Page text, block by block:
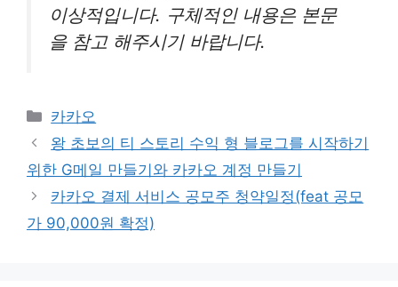
이상적입니다. 구체적인 내용은 본문
을 참고 해주시기 바랍니다.
카
테
리
카카오
왕 초보의 티 스토리 수익 형 블로그를 시작하기
위한 G메일 만들기와 카카오 계정 만들기
카카오 결제 서비스 공모주 청약일정(feat 공모
가 90,000원 확정)